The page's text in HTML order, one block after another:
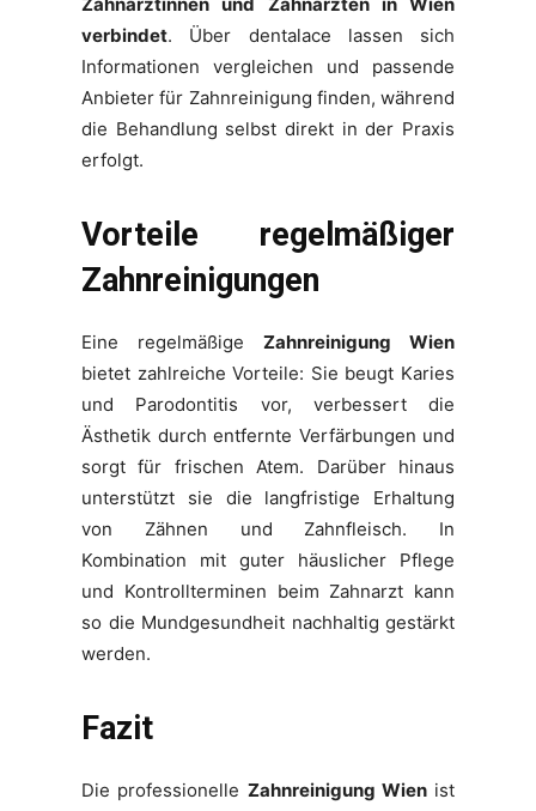
verbindet. Über dentalace lassen sich
Informationen vergleichen und passende
Anbieter für Zahnreinigung finden, während
die Behandlung selbst direkt in der Praxis
erfolgt.
Vorteile regelmäßiger
Zahnreinigungen
Eine regelmäßige Zahnreinigung Wien
bietet zahlreiche Vorteile: Sie beugt Karies
und Parodontitis vor, verbessert die
Ästhetik durch entfernte Verfärbungen und
sorgt für frischen Atem. Darüber hinaus
unterstützt sie die langfristige Erhaltung
von Zähnen und Zahnfleisch. In
Kombination mit guter häuslicher Pflege
und Kontrollterminen beim Zahnarzt kann
so die Mundgesundheit nachhaltig gestärkt
werden.
Fazit
Die professionelle Zahnreinigung Wienist